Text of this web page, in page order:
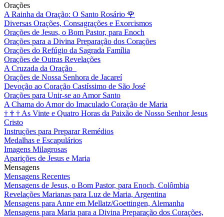
Orações
A Rainha da Oração: O Santo Rosário 🌹
Diversas Orações, Consagrações e Exorcismos
Orações de Jesus, o Bom Pastor, para Enoch
Orações para a Divina Preparação dos Corações
Orações do Refúgio da Sagrada Família
Orações de Outras Revelações
A Cruzada da Oração
Orações de Nossa Senhora de Jacareí
Devoção ao Coração Castíssimo de São José
Orações para Unir-se ao Amor Santo
A Chama do Amor do Imaculado Coração de Maria
† † † As Vinte e Quatro Horas da Paixão de Nosso Senhor Jesus
Cristo
Instruções para Preparar Remédios
Medalhas e Escapulários
Imagens Milagrosas
Aparições de Jesus e Maria
Mensagens
Mensagens Recentes
Mensagens de Jesus, o Bom Pastor, para Enoch, Colômbia
Revelações Marianas para Luz de Maria, Argentina
Mensagens para Anne em Mellatz/Goettingen, Alemanha
Mensagens para Maria para a Divina Preparação dos Corações,